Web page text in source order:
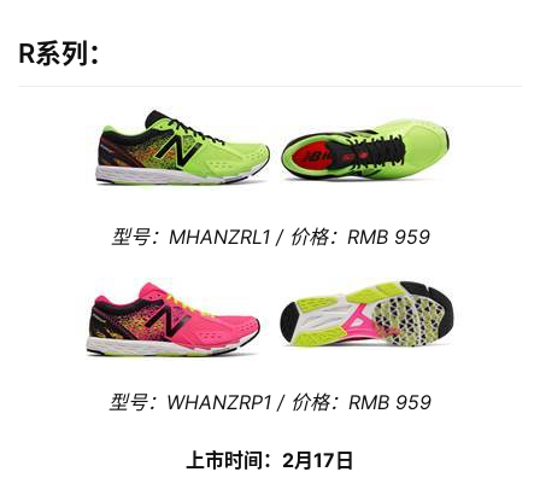
R系列：
型号：MHANZRL1 / 价格：RMB 959
型号：WHANZRP1 / 价格：RMB 959
上市时间：2月17日